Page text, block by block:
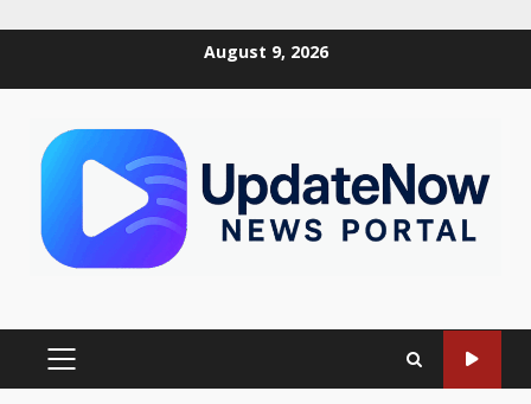
August 9, 2026
PRIMARY